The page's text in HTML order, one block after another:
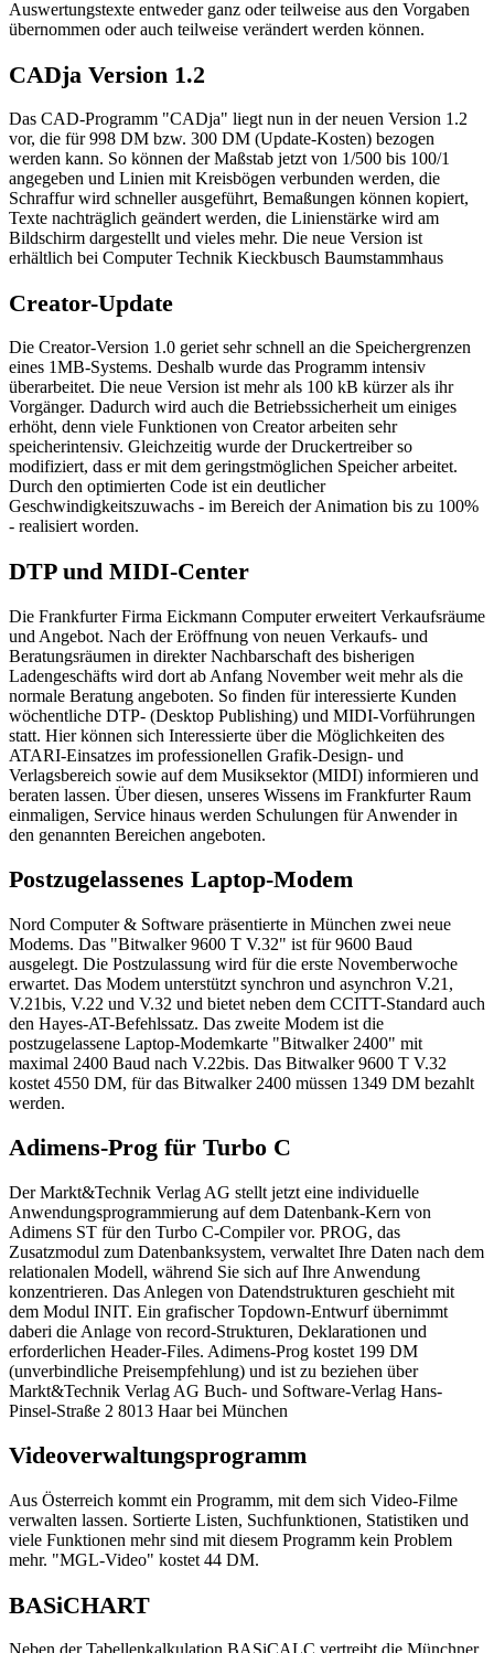
Auswertungstexte entweder ganz oder teilweise aus den Vorgaben
übernommen oder auch teilweise verändert werden können.
CADja Version 1.2
Das CAD-Programm "CADja" liegt nun in der neuen Version 1.2
vor, die für 998 DM bzw. 300 DM (Update-Kosten) bezogen
werden kann. So können der Maßstab jetzt von 1/500 bis 100/1
angegeben und Linien mit Kreisbögen verbunden werden, die
Schraffur wird schneller ausgeführt, Bemaßungen können kopiert,
Texte nachträglich geändert werden, die Linienstärke wird am
Bildschirm dargestellt und vieles mehr. Die neue Version ist
erhältlich bei Computer Technik Kieckbusch Baumstammhaus
Creator-Update
Die Creator-Version 1.0 geriet sehr schnell an die Speichergrenzen
eines 1MB-Systems. Deshalb wurde das Programm intensiv
überarbeitet. Die neue Version ist mehr als 100 kB kürzer als ihr
Vorgänger. Dadurch wird auch die Betriebssicherheit um einiges
erhöht, denn viele Funktionen von Creator arbeiten sehr
speicherintensiv. Gleichzeitig wurde der Druckertreiber so
modifiziert, dass er mit dem geringstmöglichen Speicher arbeitet.
Durch den optimierten Code ist ein deutlicher
Geschwindigkeitszuwachs - im Bereich der Animation bis zu 100%
- realisiert worden.
DTP und MIDI-Center
Die Frankfurter Firma Eickmann Computer erweitert Verkaufsräume
und Angebot. Nach der Eröffnung von neuen Verkaufs- und
Beratungsräumen in direkter Nachbarschaft des bisherigen
Ladengeschäfts wird dort ab Anfang November weit mehr als die
normale Beratung angeboten. So finden für interessierte Kunden
wöchentliche DTP- (Desktop Publishing) und MIDI-Vorführungen
statt. Hier können sich Interessierte über die Möglichkeiten des
ATARI-Einsatzes im professionellen Grafik-Design- und
Verlagsbereich sowie auf dem Musiksektor (MIDI) informieren und
beraten lassen. Über diesen, unseres Wissens im Frankfurter Raum
einmaligen, Service hinaus werden Schulungen für Anwender in
den genannten Bereichen angeboten.
Postzugelassenes Laptop-Modem
Nord Computer & Software präsentierte in München zwei neue
Modems. Das "Bitwalker 9600 T V.32" ist für 9600 Baud
ausgelegt. Die Postzulassung wird für die erste Novemberwoche
erwartet. Das Modem unterstützt synchron und asynchron V.21,
V.21bis, V.22 und V.32 und bietet neben dem CCITT-Standard auch
den Hayes-AT-Befehlssatz. Das zweite Modem ist die
postzugelassene Laptop-Modemkarte "Bitwalker 2400" mit
maximal 2400 Baud nach V.22bis. Das Bitwalker 9600 T V.32
kostet 4550 DM, für das Bitwalker 2400 müssen 1349 DM bezahlt
werden.
Adimens-Prog für Turbo C
Der Markt&Technik Verlag AG stellt jetzt eine individuelle
Anwendungsprogrammierung auf dem Datenbank-Kern von
Adimens ST für den Turbo C-Compiler vor. PROG, das
Zusatzmodul zum Datenbanksystem, verwaltet Ihre Daten nach dem
relationalen Modell, während Sie sich auf Ihre Anwendung
konzentrieren. Das Anlegen von Datendstrukturen geschieht mit
dem Modul INIT. Ein grafischer Topdown-Entwurf übernimmt
daberi die Anlage von record-Strukturen, Deklarationen und
erforderlichen Header-Files. Adimens-Prog kostet 199 DM
(unverbindliche Preisempfehlung) und ist zu beziehen über
Markt&Technik Verlag AG Buch- und Software-Verlag Hans-
Pinsel-Straße 2 8013 Haar bei München
Videoverwaltungsprogramm
Aus Österreich kommt ein Programm, mit dem sich Video-Filme
verwalten lassen. Sortierte Listen, Suchfunktionen, Statistiken und
viele Funktionen mehr sind mit diesem Programm kein Problem
mehr. "MGL-Video" kostet 44 DM.
BASiCHART